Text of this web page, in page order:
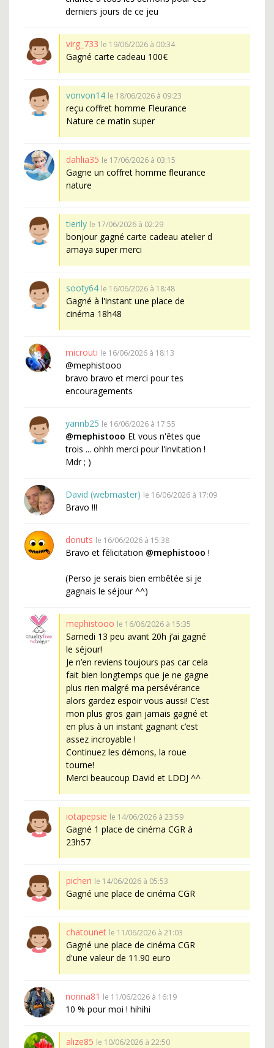
derniers jours de ce jeu
virg_733 le 19/06/2026 à 00:34
Gagné carte cadeau 100€
vonvon14 le 18/06/2026 à 09:23
reçu coffret homme Fleurance
Nature ce matin super
dahlia35 le 17/06/2026 à 03:15
Gagne un coffret homme fleurance
nature
tierily le 17/06/2026 à 02:29
bonjour gagné carte cadeau atelier d
amaya super merci
sooty64 le 16/06/2026 à 18:48
Gagné à l'instant une place de
cinéma 18h48
microuti le 16/06/2026 à 18:13
@mephistooo
bravo bravo et merci pour tes
encouragements
yannb25 le 16/06/2026 à 17:55
@mephistooo Et vous n'êtes que
trois ... ohhh merci pour l'invitation !
Mdr ; )
David (webmaster) le 16/06/2026 à 17:09
Bravo !!!
donuts le 16/06/2026 à 15:38
Bravo et félicitation @mephistooo !
(Perso je serais bien embêtée si je
gagnais le séjour ^^)
mephistooo le 16/06/2026 à 15:35
Samedi 13 peu avant 20h j’ai gagné
le séjour!
Je n’en reviens toujours pas car cela
fait bien longtemps que je ne gagne
plus rien malgré ma persévérance
alors gardez espoir vous aussi! C’est
mon plus gros gain jamais gagné et
en plus à un instant gagnant c’est
assez incroyable !
Continuez les démons, la roue
tourne!
Merci beaucoup David et LDDJ ^^
iotapepsie le 14/06/2026 à 23:59
Gagné 1 place de cinéma CGR à
23h57
picheri le 14/06/2026 à 05:53
Gagné une place de cinéma CGR
chatounet le 11/06/2026 à 21:03
Gagné une place de cinéma CGR
d'une valeur de 11.90 euro
nonna81 le 11/06/2026 à 16:19
10 % pour moi ! hihihi
alize85 le 10/06/2026 à 22:50